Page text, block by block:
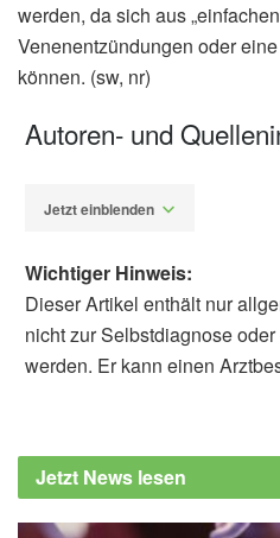
werden, da sich aus
Venenentzündungen oder
können. (sw, nr)
Autoren- und
Jetzt einblenden
Ursula Uhlemayr,
Auflagen:
Wichtiger Hinweis:
Dieser Artikel enthält nur
nicht zur Selbstdiagnose
werden. Er kann einen
Jetzt News lesen